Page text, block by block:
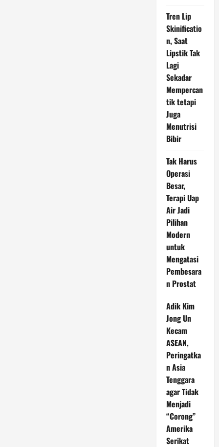
Tren Lip
Skinificatio
n, Saat
Lipstik Tak
Lagi
Sekadar
Mempercan
tik tetapi
Juga
Menutrisi
Bibir
Tak Harus
Operasi
Besar,
Terapi Uap
Air Jadi
Pilihan
Modern
untuk
Mengatasi
Pembesara
n Prostat
Adik Kim
Jong Un
Kecam
ASEAN,
Peringatka
n Asia
Tenggara
agar Tidak
Menjadi
“Corong”
Amerika
Serikat